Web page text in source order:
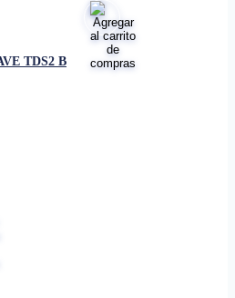
Conexión a la descarga: Ø 2-11
½ NPSM
Spud y empaque incluido
TDS2 B